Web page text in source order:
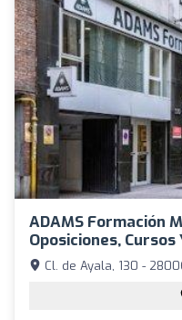
ADAMS Formación
Oposiciones, Cursos
Cl. de Ayala, 130 -